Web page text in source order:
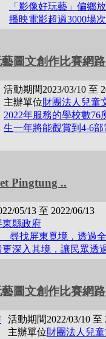
「影像好玩藝」偏鄉
播映電影超過3000場
圖文創作比賽網
活動期間2023/03/10 至
主辦單位財團法人兒童
2022年服務的學校數
生一年將能觀賞到4-6
Pingtung ..
05/13 至 2022/06/13
東縣政府
尋找屏東覓境，透過
更深入其境，讓民眾
圖文創作比賽網
活動期間2022/03/10 至
主辦單位財團法人兒